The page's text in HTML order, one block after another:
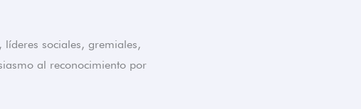
sociales, gremiales,
al reconocimiento por